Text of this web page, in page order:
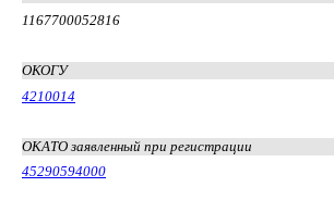
1167700052816
ОКОГУ
4210014
ОКАТО заявленный при регистрации
45290594000